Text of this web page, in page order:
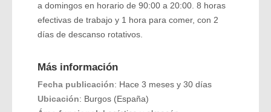
a domingos en horario de 90:00 a 20:00. 8 horas
efectivas de trabajo y 1 hora para comer, con 2
días de descanso rotativos.
Más información
Fecha publicación: Hace 3 meses y 30 días
Ubicación: Burgos (España)